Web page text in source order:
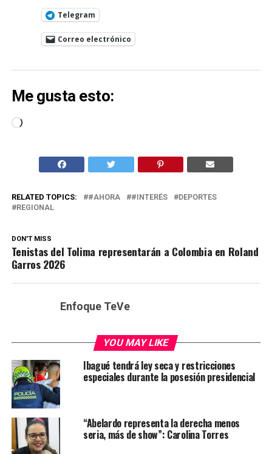
Telegram
Correo electrónico
Me gusta esto:
Cargando...
RELATED TOPICS: #AHORA #INTERÉS
DEPORTES
REGIONAL
DON'T MISS
Tenistas del Tolima representarán a Colombia en Roland
Garros 2026
Enfoque TeVe
YOU MAY LIKE
Ibagué tendrá ley seca y restricciones
especiales durante la posesión presidencial
“Abelardo representa la derecha menos
seria, más de show”: Carolina Torres